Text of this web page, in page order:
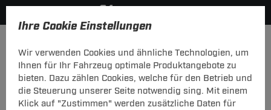
Ihre Cookie Einstellungen
Wir verwenden Cookies und ähnliche Technologien, um
Ihnen für Ihr Fahrzeug optimale Produktangebote zu
bieten. Dazu zählen Cookies, welche für den Betrieb und
die Steuerung unserer Seite notwendig sing. Mit einem
Klick auf "Zustimmen" werden zusätzliche Daten für
Hier geht's zur Fahrzeugübersicht: Dodge Durango
Neu